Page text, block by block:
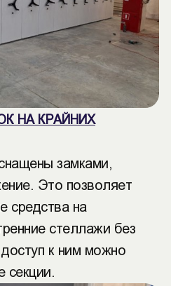
НА КРАЙНИХ
замками,
Это позволяет
средства на
стеллажи без
к ним можно
секции.